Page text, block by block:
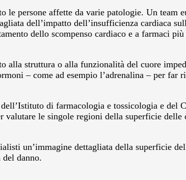
persone affette da varie patologie. Un team
dell’impatto dell’insufficienza cardiaca
dello scompenso cardiaco e a farmaci
struttura o alla funzionalità del cuore
– come ad esempio l’adrenalina – per
di farmacologia e tossicologia e del
le singole regioni della superficie delle
un’immagine dettagliata della superficie
danno.